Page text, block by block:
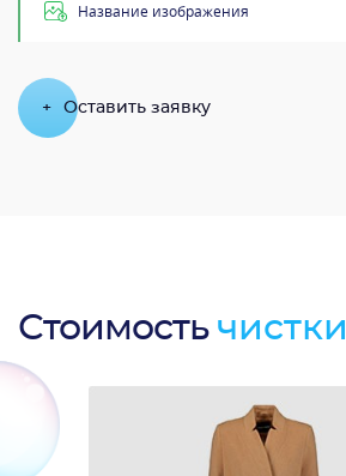
Название изображения
+ Оставить заявку
Стоимость чистки